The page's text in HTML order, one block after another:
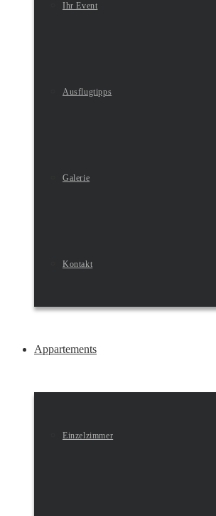
Ihr Event
Ausflugtipps
Galerie
Kontakt
Appartements
Einzelzimmer